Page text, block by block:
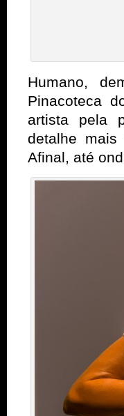
Humano,
Pinacoteca
artista pela
detalhe
Afinal, até